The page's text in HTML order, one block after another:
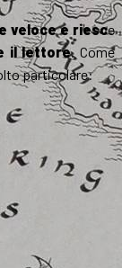
veloce e riesce
il lettore. Come
particolare: